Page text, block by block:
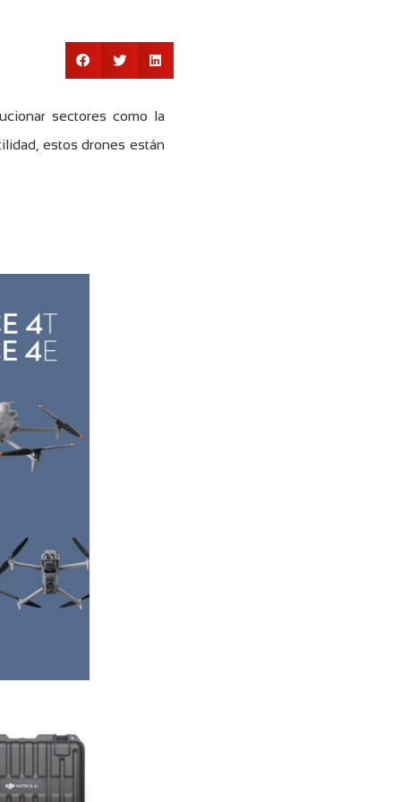
sectores como la
estos drones están